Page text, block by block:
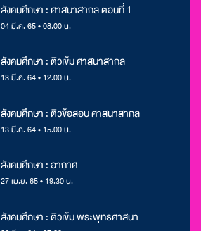
สังคมศึกษา : ศาสนาสากล ตอนที่ 1
04 มี.ค. 65 • 08.00 น.
สังคมศึกษา : ติวเข้ม ศาสนาสากล
13 มี.ค. 64 • 12.00 น.
สังคมศึกษา : ติวข้อสอบ ศาสนาสากล
13 มี.ค. 64 • 15.00 น.
สังคมศึกษา : อากาศ
27 เม.ย. 65 • 19.30 น.
สังคมศึกษา : ติวเข้ม พระพุทธศาสนา